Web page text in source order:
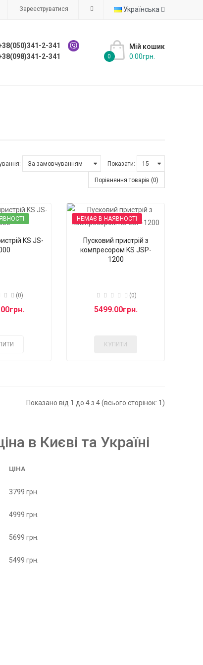
Зареєструватися Українська
Мій кошик
0 0.00грн.
2-341
2-341
Показати:
Порівняння товарів (0)
KS JS-
(0)
НЕМАЄ В НАЯВНОСТІ
Пусковий пристрій з
компресором KS JSP-
1200
(0)
5499.00грн.
КУПИТИ
Показано від 1 до 4 з 4 (всього сторінок: 1)
в Києві та Україні
ЦІНА
3799 грн.
4999 грн.
5699 грн.
5499 грн.